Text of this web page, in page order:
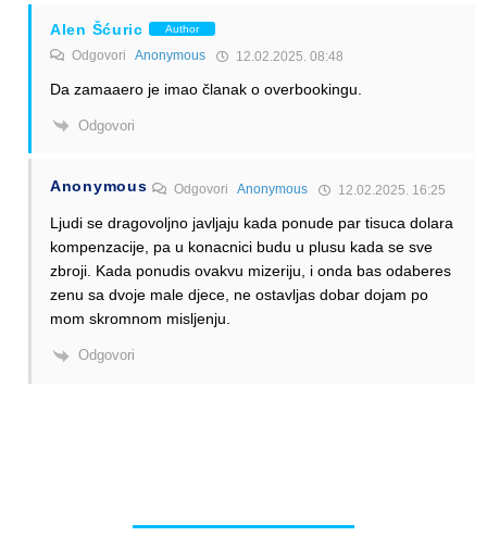
Alen Šćuric Author
Odgovori Anonymous 12.02.2025. 08:48
Da zamaaero je imao članak o overbookingu.
Odgovori
Anonymous OdgovoriAnonymous 12.02.2025. 16:25
Ljudi se dragovoljno javljaju kada ponude par tisuca dolara
kompenzacije, pa u konacnici budu u plusu kada se sve
zbroji. Kada ponudis ovakvu mizeriju, i onda bas odaberes
zenu sa dvoje male djece, ne ostavljas dobar dojam po
mom skromnom misljenju.
Odgovori